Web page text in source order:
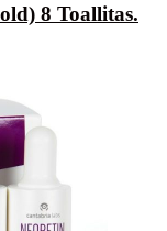
8 Toallitas.